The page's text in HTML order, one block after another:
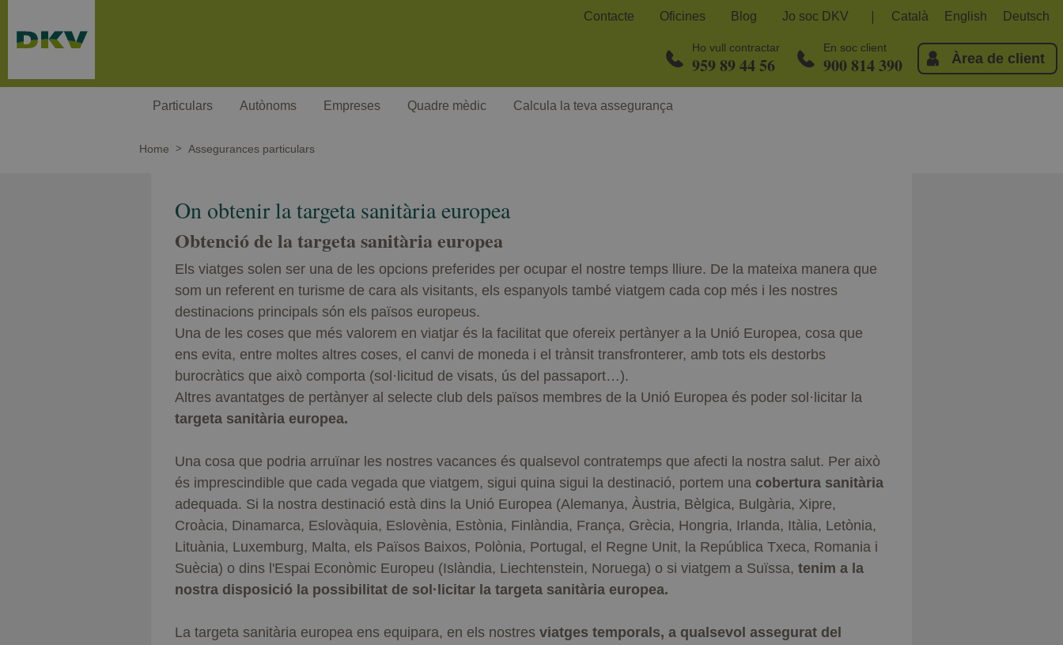
Contacte Oficines Blog Jo soc DKV Català English Deutsch
Ho vull contractar
959 89 44 56
En soc client
900 814 390 Àrea de client
Particulars Autònoms Empreses Quadre mèdic Calcula la teva assegurança
Home Assegurances particulars
On obtenir la targeta sanitària europea
Obtenció de la targeta sanitària europea
Els viatges solen ser una de les opcions preferides per ocupar el nostre temps lliure. De la mateixa manera que
som un referent en turisme de cara als visitants, els espanyols també viatgem cada cop més i les nostres
destinacions principals són els països europeus.
Una de les coses que més valorem en viatjar és la facilitat que ofereix pertànyer a la Unió Europea, cosa que
ens evita, entre moltes altres coses, el canvi de moneda i el trànsit transfronterer, amb tots els destorbs
burocràtics que això comporta (sol·licitud de visats, ús del passaport…).
Altres avantatges de pertànyer al selecte club dels països membres de la Unió Europea és poder sol·licitar la
targeta sanitària europea.
Una cosa que podria arruïnar les nostres vacances és qualsevol contratemps que afecti la nostra salut. Per això
és imprescindible que cada vegada que viatgem, sigui quina sigui la destinació, portem una cobertura sanitària
adequada. Si la nostra destinació està dins la Unió Europea (Alemanya, Àustria, Bèlgica, Bulgària, Xipre,
Croàcia, Dinamarca, Eslovàquia, Eslovènia, Estònia, Finlàndia, França, Grècia, Hongria, Irlanda, Itàlia, Letònia,
Lituània, Luxemburg, Malta, els Països Baixos, Polònia, Portugal, el Regne Unit, la República Txeca, Romania i
Suècia) o dins l'Espai Econòmic Europeu (Islàndia, Liechtenstein, Noruega) o si viatgem a Suïssa, tenim a la
nostra disposició la possibilitat de sol·licitar la targeta sanitària europea.
La targeta sanitària europea ens equipara, en els nostres viatges temporals, a qualsevol assegurat del